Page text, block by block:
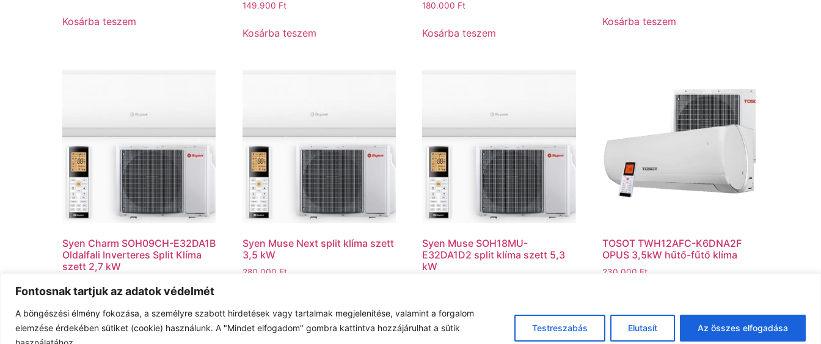
Fontosnak tartjuk az adatok védelmét
A böngészési élmény fokozása, a személyre szabott hirdetések vagy tartalmak megjelenítése, valamint a forgalom
elemzése érdekében sütiket (cookie) használunk. A "Mindet elfogadom" gombra kattintva hozzájárulhat a sütik
Testreszabás Elutasít Az összes elfogadása
Kosárba teszem
149.900 Ft
Kosárba teszem
180.000 Ft
Kosárba teszem
Kosárba teszem
Syen Charm SOH09CH-E32DA1B
Oldalfali Inverteres Split Klíma
szett 2,7 kW
Kosárba teszem
Syen Muse Next split klíma szett
3,5 kW
280.000 Ft
Syen Muse SOH18MU-
E32DA1D2 split klíma szett 5,3
kW
Kosárba teszem
TOSOT TWH12AFC-K6DNA2F
OPUS 3,5kW hűtő-fűtő klíma
230.000 Ft